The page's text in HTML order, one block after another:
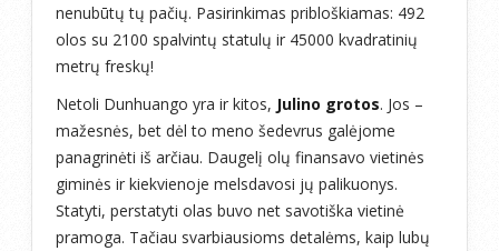
nenubūtų tų pačių. Pasirinkimas pribloškiamas: 492
olos su 2100 spalvintų statulų ir 45000 kvadratinių
metrų freskų!
Netoli Dunhuango yra ir kitos, Julino grotos. Jos –
mažesnės, bet dėl to meno šedevrus galėjome
panagrinėti iš arčiau. Daugelį olų finansavo vietinės
giminės ir kiekvienoje melsdavosi jų palikuonys.
Statyti, perstatyti olas buvo net savotiška vietinė
pramoga. Tačiau svarbiausioms detalėms, kaip lubų